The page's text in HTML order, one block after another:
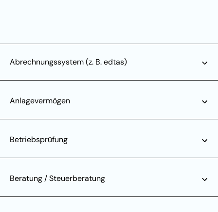
Abrechnungssystem (z. B. edtas)
Anlagevermögen
Betriebsprüfung
Beratung / Steuerberatung